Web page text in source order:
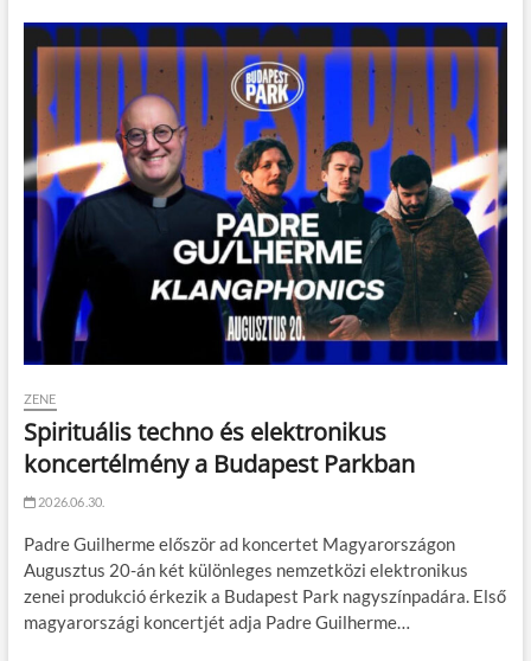
ZENE
Spirituális techno és elektronikus
koncertélmény a Budapest Parkban
2026.06.30.
Padre Guilherme először ad koncertet Magyarországon
Augusztus 20-án két különleges nemzetközi elektronikus
zenei produkció érkezik a Budapest Park nagyszínpadára. Első
magyarországi koncertjét adja Padre Guilherme…